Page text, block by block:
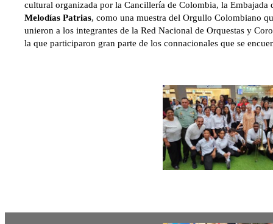
cultural organizada por la Cancillería de Colombia, la
Melodías Patrias, como una muestra del Orgullo Colombiano
unieron a los integrantes de la Red Nacional de Orquestas y
la que participaron gran parte de los connacionales que se